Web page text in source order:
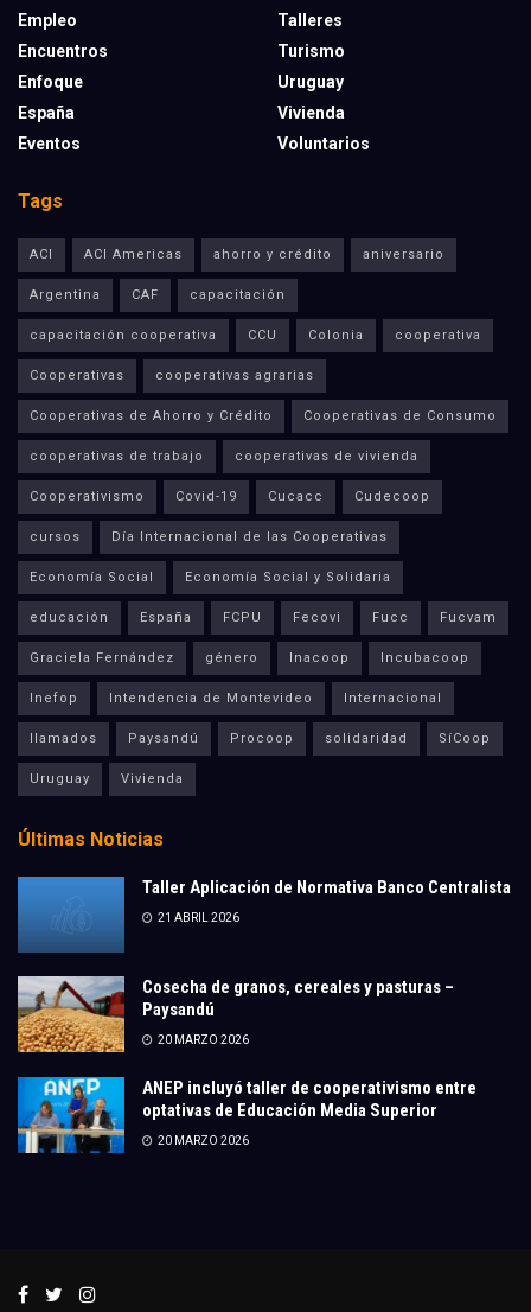
Empleo
Encuentros
Enfoque
España
Eventos
Talleres
Turismo
Uruguay
Vivienda
Voluntarios
Tags
ACI ACI Americas ahorro y crédito aniversario
Argentina CAF capacitación
capacitación cooperativa CCU Colonia cooperativa
Cooperativas cooperativas agrarias
Cooperativas de Ahorro y Crédito Cooperativas de Consumo
cooperativas de trabajo cooperativas de vivienda
Cooperativismo Covid-19 Cucacc Cudecoop
cursos Día Internacional de las Cooperativas
Economía Social Economía Social y Solidaria
educación España FCPU Fecovi Fucc Fucvam
Graciela Fernández género Inacoop Incubacoop
Inefop Intendencia de Montevideo Internacional
llamados Paysandú Procoop solidaridad SíCoop
Uruguay Vivienda
Últimas Noticias
Taller Aplicación de Normativa Banco Centralista
21 ABRIL 2026
Cosecha de granos, cereales y pasturas –
Paysandú
20 MARZO 2026
ANEP incluyó taller de cooperativismo entre
optativas de Educación Media Superior
20 MARZO 2026